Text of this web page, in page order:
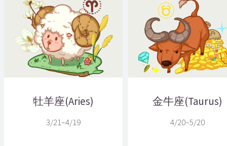
牡羊座(Aries)
3/21~4/19
金牛座(Taurus)
4/20~5/20